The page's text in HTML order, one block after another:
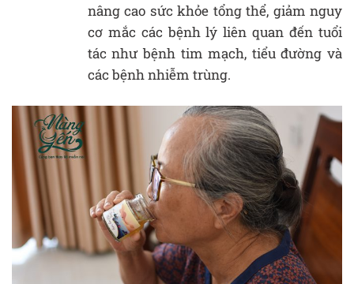
nâng cao sức khỏe tổng thể, giảm nguy
cơ mắc các bệnh lý liên quan đến tuổi
tác như bệnh tim mạch, tiểu đường và
các bệnh nhiễm trùng.